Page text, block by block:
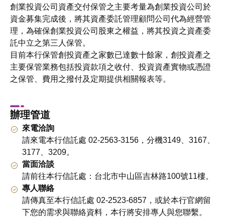
創業投資公司資產交付保管之主要考量為創業投資公司於
資金募集完成後，將其資產委託管理顧問公司代為經營管
理，為確保創業投資公司股東之權益，將其投資之資產委
託中立之第三人保管。
目前本行保管創投資產之家數已達數十餘家，創投資產之
主要保管業務包括投資款項之收付、投資資產實物或憑證
之保管、費用之撥付及定期提供相關報表等。
辦理管道
來電洽詢
請來電本行信託處 02-2563-3156，分機3149、3167、
3177、3209。
當面洽談
請前往本行信託處：台北市中山區吉林路100號11樓。
專人聯絡
請傳真至本行信託處 02-2523-6857，或於本行官網留
下您的需求與聯絡資料，本行將安排專人與您聯繫。